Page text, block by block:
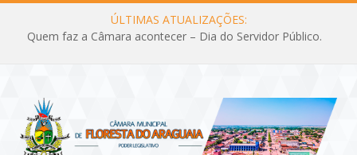
ÚLTIMAS ATUALIZAÇÕES:
Quem faz a Câmara acontecer – Dia do Servidor Público.